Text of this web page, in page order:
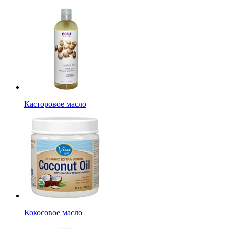
Касторовое масло
Кокосовое масло